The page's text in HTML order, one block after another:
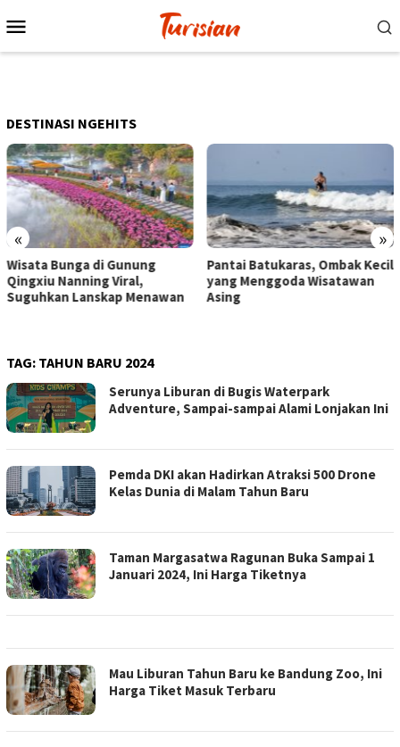
ke
Mobile
DESTINASI NGEHITS
« »
Pantai Batukaras, Ombak Kecil
yang Menggoda Wisatawan
Asing
Senja di Pantai Pangandaran,
Wisatawan Menikmati Sore
dengan Bermain hingga
TAG: TAHUN BARU 2024
Serunya Liburan di Bugis Waterpark
Adventure, Sampai-sampai Alami Lonjakan Ini
Pemda DKI akan Hadirkan Atraksi 500 Drone
Kelas Dunia di Malam Tahun Baru
Taman Margasatwa Ragunan Buka Sampai 1
Januari 2024, Ini Harga Tiketnya
Mau Liburan Tahun Baru ke Bandung Zoo, Ini
Harga Tiket Masuk Terbaru